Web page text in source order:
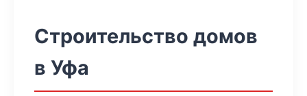
Строительство домов
в Уфа